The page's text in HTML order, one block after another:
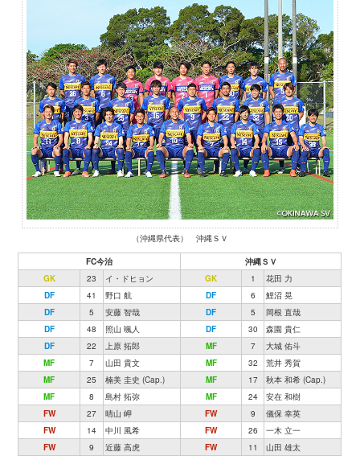
（沖縄県代表） 沖縄ＳＶ
FC今治
沖縄ＳＶ
GK
23 イ・ドヒョン GK 1
花田 力
DF
41 野口 航 DF 6
鯉沼 晃
DF
5 安藤 智哉 DF 5
岡根 直哉
DF
48 照山 颯人 DF 30
森園 貴仁
DF
22 上原 拓郎 MF 7
大城 佑斗
MF
7 山田 貴文 MF 32
荒井 秀賀
MF
25 楠美 圭史 (Cap.) MF 17
秋本 和希 (Cap.)
MF
8 島村 拓弥 MF 24
安在 和樹
FW
27 晴山 岬 FW 9
儀保 幸英
FW
14 中川 風希 FW 26
一木 立一
FW
9 近藤 高虎 FW 11 山田 雄太